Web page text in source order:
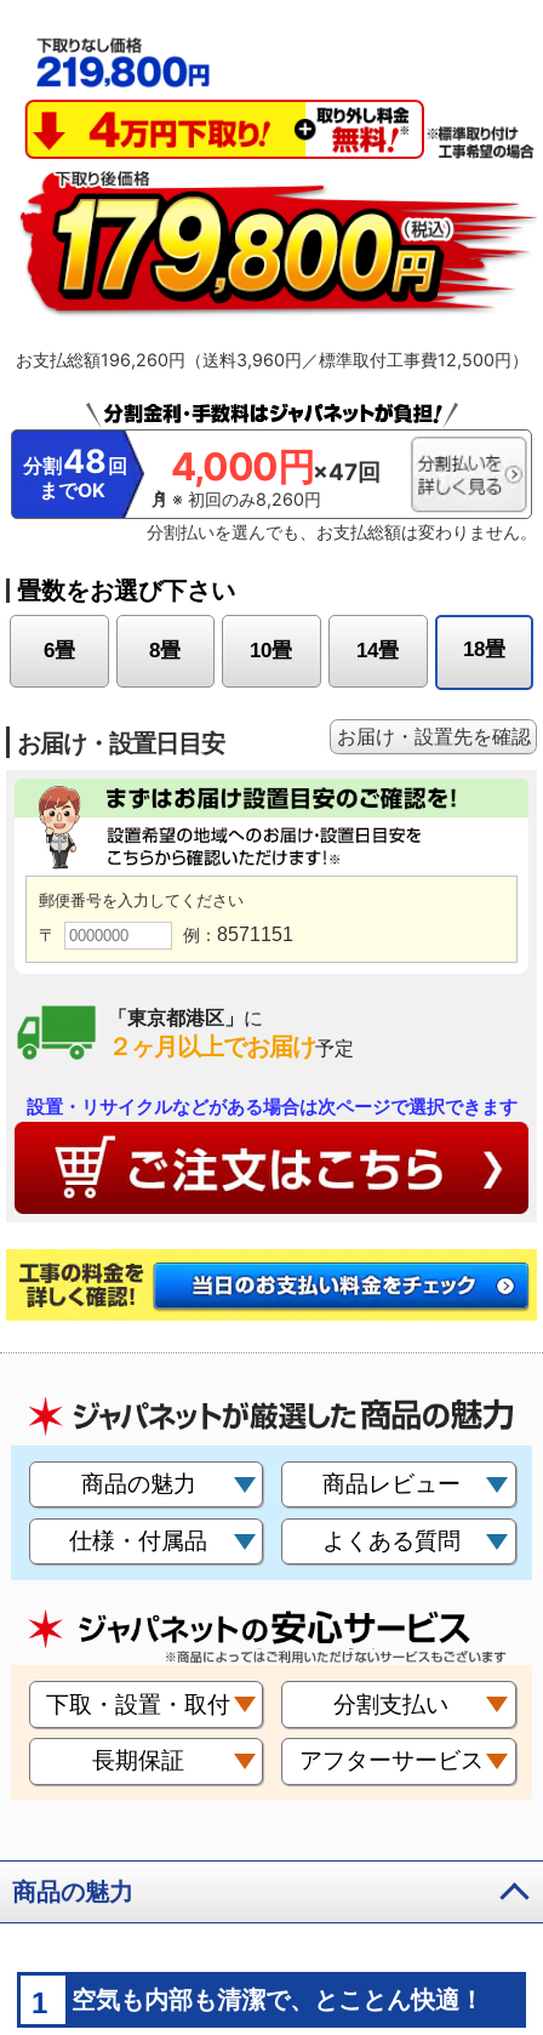
成分を全て除去できるわけではない。 ※6 JEM1467による。風量設定
「強」。タバコの有害物質は除去不可。 ◇：家庭用エアコンにおいて。第三者
機関にてPM0.1レベルの粒子（粒径0.09～0.11μm）の除去性能を確認。2026年
5月現在。 ★：閉鎖された実験設備における試験結果によるもので、実使用空
間での効果を示すものではない。 ※7【試験方法】熱交換器に菌1種を付着させ
手動クリーニング運転を実行。クリーニング前後の菌数を測定し比較【結果】
99%減少。 ※8 冷房洗浄中は室内温度が下がる場合あり。暖房乾燥中は室内温
度が上がる場合あり。室温が変動するので外出時等の実施推奨。※9 冷房と除
湿時は使用環境により動作しない場合あり。 ※10 出荷時は設定されておらず、
別途設定が必要。 ※11 冷房：11畳試験室で通常冷房運転と日あたり節電運転
との比較。外気温35℃、設定温度「24℃」、風量「自動」で安定時1時間の消費
電力量比較。通常冷房運転時166Wh、日あたり節電運転時159Wh。暖房：11畳
試験室で通常暖房運転と日あたり節電運転との比較。外気温7℃、設定温度
「20℃」、風量「自動」で安定時1時間の消費電力量比較。通常暖房時
256Wh、日あたり節電運転時251Wh。※12 サービスのご利用には以下の準備
動作対象外です。また、すべてのスマートフォンで動作を保証するものではあ
用時に必要な通信費は、お客様のご負担となります。* 画面はイメージです。実
際のアプリ画面とは異なる場合があります。* アプリのサービス内容・画面デザ
イン・機能は予告なく変更することがあります。また、提供されるサービスに
ついても予告なく終了することがあります。
お支払総額196,260円（送料3,960円／標準取付工事費12,500円）
分割 48 回
までOK
4,000円×47回
※ 初回のみ8,260円
分割払いを選んでも、お支払総額は変わりません。
畳数をお選び下さい
6畳 8畳 10畳 14畳 18畳
お届け・設置日目安
郵便番号を入力してください
〒 例： 8571151
「東京都港区」 に
２ヶ月以上でお届け予定
お届け・設置先を確認
設置・リサイクルなどがある場合は次ページで選択できます
商品の魅力 商品レビュー
仕様・付属品 よくある質問
下取・設置・取付 分割支払い
長期保証 アフターサービス
商品の魅力
1 空気も内部も清潔で、とことん快適！